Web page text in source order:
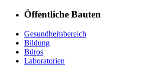
Öffentliche Bauten
Gesundheitsbereich
Bildung
Büros
Laboratorien